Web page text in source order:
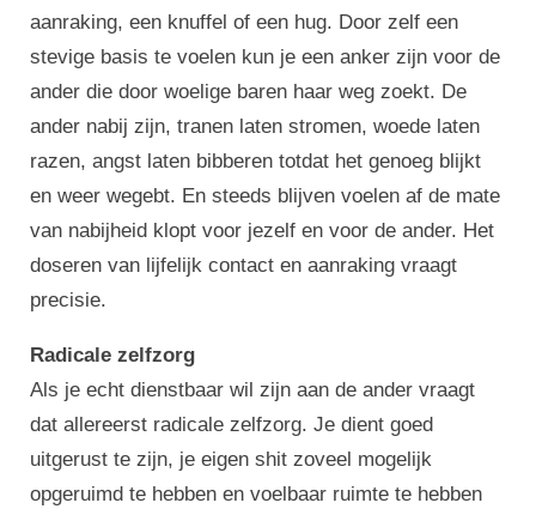
aanraking, een knuffel of een hug. Door zelf een
stevige basis te voelen kun je een anker zijn voor de
ander die door woelige baren haar weg zoekt. De
ander nabij zijn, tranen laten stromen, woede laten
razen, angst laten bibberen totdat het genoeg blijkt
en weer wegebt. En steeds blijven voelen af de mate
van nabijheid klopt voor jezelf en voor de ander. Het
doseren van lijfelijk contact en aanraking vraagt
precisie.
Radicale zelfzorg
Als je echt dienstbaar wil zijn aan de ander vraagt
dat allereerst radicale zelfzorg. Je dient goed
uitgerust te zijn, je eigen shit zoveel mogelijk
opgeruimd te hebben en voelbaar ruimte te hebben